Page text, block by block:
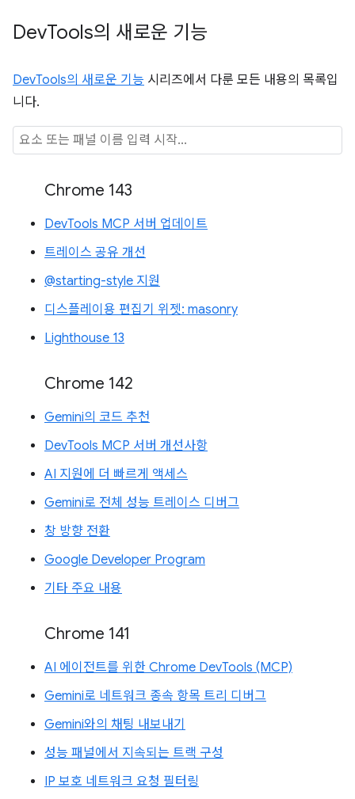
DevTools의 새로운 기능
DevTools의 새로운 기능 시리즈에서 다룬 모든 내용의 목록입
니다.
Chrome 143
DevTools MCP 서버 업데이트
트레이스 공유 개선
@starting-style 지원
디스플레이용 편집기 위젯: masonry
Lighthouse 13
Chrome 142
Gemini의 코드 추천
DevTools MCP 서버 개선사항
AI 지원에 더 빠르게 액세스
Gemini로 전체 성능 트레이스 디버그
창 방향 전환
Google Developer Program
기타 주요 내용
Chrome 141
AI 에이전트를 위한 Chrome DevTools (MCP)
Gemini로 네트워크 종속 항목 트리 디버그
Gemini와의 채팅 내보내기
성능 패널에서 지속되는 트랙 구성
IP 보호 네트워크 요청 필터링